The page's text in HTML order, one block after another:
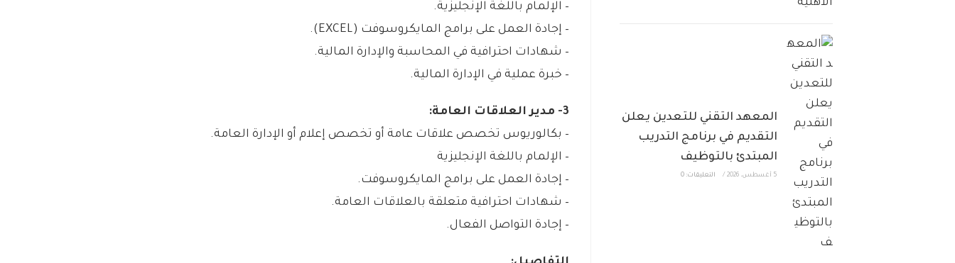
– الإلمام باللغة الإنجليزية.
– إجادة العمل على برامج المايكروسوفت (EXCEL).
– شهادات احترافية في المحاسبة والإدارة المالية.
– خبرة عملية في الإدارة المالية.
3- مدير العلاقات العامة:
– بكالوريوس تخصص علاقات عامة أو تخصص إعلام أو الإدارة العامة.
– الإلمام باللغة الإنجليزية
– إجادة العمل على برامج المايكروسوفت.
– شهادات احترافية متعلقة بالعلاقات العامة.
– إجادة التواصل الفعال.
المعهد التقني للتعدين يعلن
التقديم في برنامج التدريب
المبتدئ بالتوظيف
5 أغسطس، 2026 / التعليقات: 0